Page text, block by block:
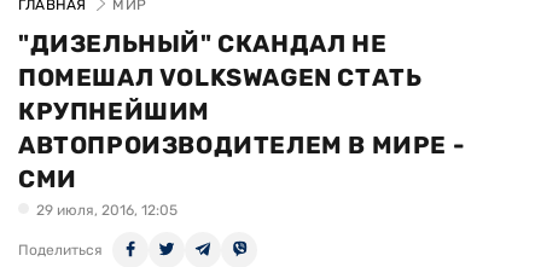
ГЛАВНАЯ МИР
"ДИЗЕЛЬНЫЙ" СКАНДАЛ НЕ
ПОМЕШАЛ VOLKSWAGEN СТАТЬ
КРУПНЕЙШИМ
АВТОПРОИЗВОДИТЕЛЕМ В МИРЕ -
СМИ
29 июля, 2016, 12:05
Поделиться